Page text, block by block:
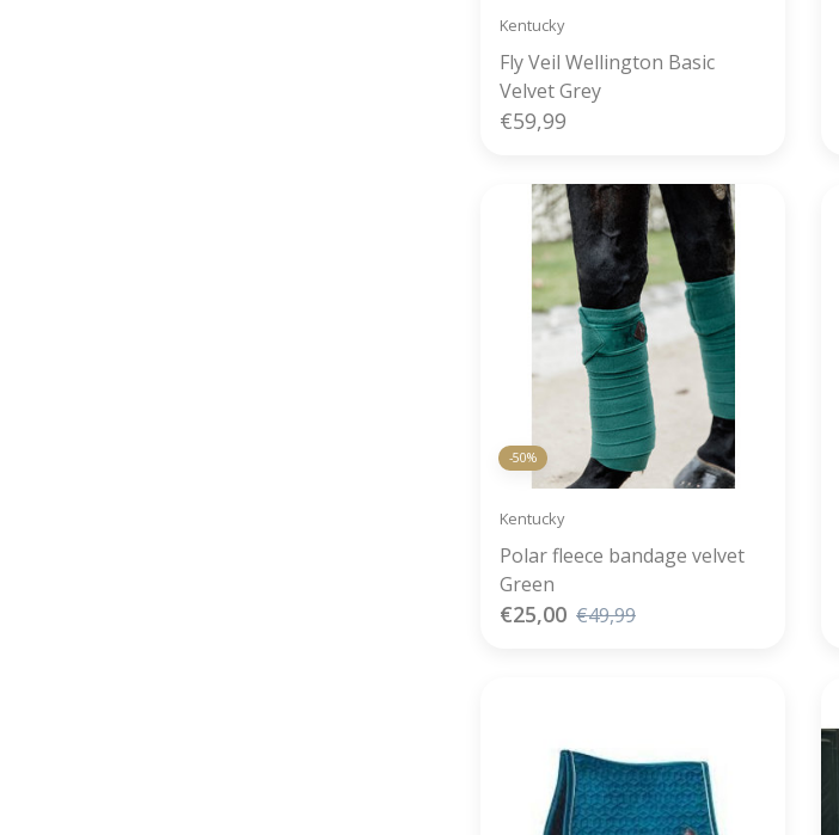
Kentucky
Fly Veil Wellington Basic
Velvet Grey
€59,99
-50%
Kentucky
Polar fleece bandage velvet
Green
€25,00 €49,99